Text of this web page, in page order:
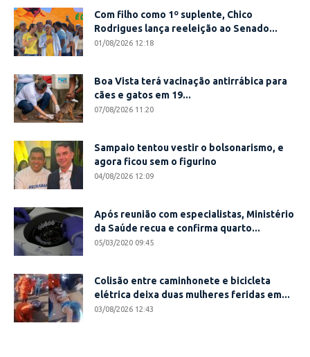
Com filho como 1º suplente, Chico
Rodrigues lança reeleição ao Senado...
01/08/2026 12:18
Boa Vista terá vacinação antirrábica para
cães e gatos em 19...
07/08/2026 11:20
Sampaio tentou vestir o bolsonarismo, e
agora ficou sem o figurino
04/08/2026 12:09
Após reunião com especialistas, Ministério
da Saúde recua e confirma quarto...
05/03/2020 09:45
Colisão entre caminhonete e bicicleta
elétrica deixa duas mulheres feridas em...
03/08/2026 12:43